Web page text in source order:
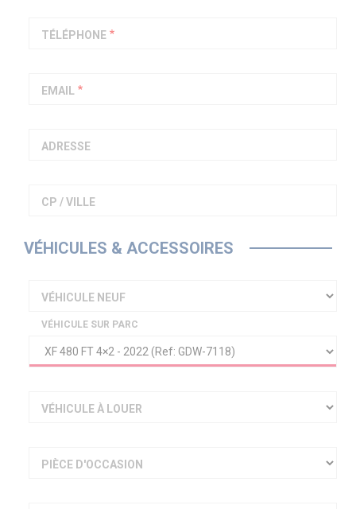
TÉLÉPHONE
EMAIL
ADRESSE
CP / VILLE
VÉHICULES & ACCESSOIRES
VÉHICULE NEUF
VÉHICULE SUR PARC
VÉHICULE À LOUER
PIÈCE D'OCCASION